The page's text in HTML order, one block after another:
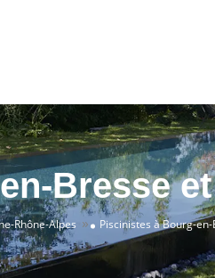
Bresse
Rhône-Alpes » Piscinistes à Bourg-